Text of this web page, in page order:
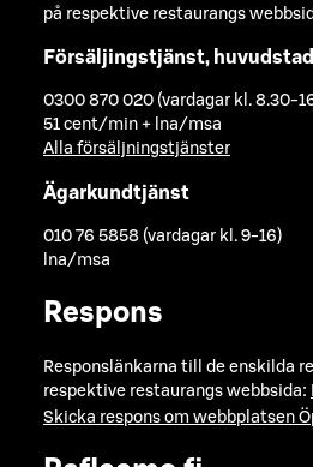
på respektive restaurangs
Försäljingstjänst,
0300 870 020 (vardagar kl. 8.30-
51 cent/min + lna/msa
Alla försäljningstjänster
Ägarkundtjänst
010 76 5858 (vardagar kl. 9-16)
lna/msa
Respons
Responslänkarna till de enskilda
respektive restaurangs webbsida:
Skicka respons om webbplatsen